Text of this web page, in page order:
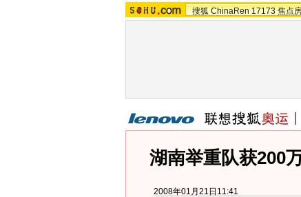
搜狐 ChinaRen 17173 焦点
湖南举重队获200
2008年01月21日11:41